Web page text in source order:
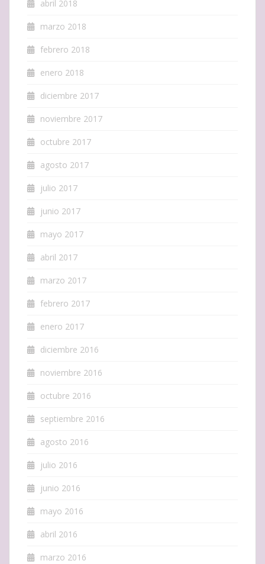
abril 2018
marzo 2018
febrero 2018
enero 2018
diciembre 2017
noviembre 2017
octubre 2017
agosto 2017
julio 2017
junio 2017
mayo 2017
abril 2017
marzo 2017
febrero 2017
enero 2017
diciembre 2016
noviembre 2016
octubre 2016
septiembre 2016
agosto 2016
julio 2016
junio 2016
mayo 2016
abril 2016
marzo 2016